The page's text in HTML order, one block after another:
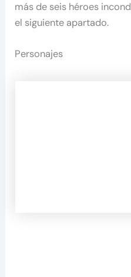
más de seis héroes
el siguiente apartado.
Personajes